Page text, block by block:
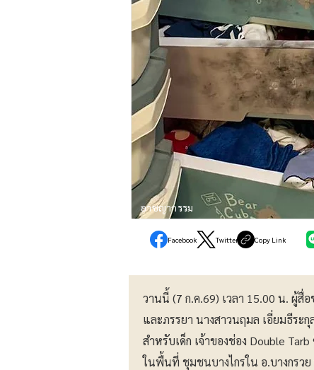
อาชญากรรม
Facebook Twitter Copy Link
วานนี้ (7 ก.ค.69) เวลา 15.00 น. ผู้สื่
และภรรยา นางสาวนฤมล เอี่ยมธีร
สำหรับเด็ก เจ้าของช่อง Double
ในพื้นที่ ชุมชนบางไกรใน อ.บางกรว